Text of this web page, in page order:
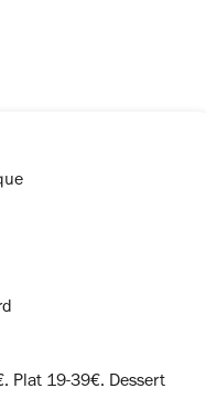
Plat 19-39€. Dessert